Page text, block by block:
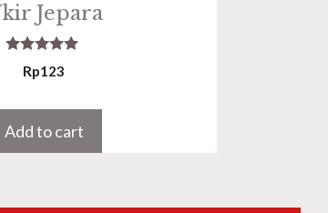
Jepara
5.00
out of 5
Rp123
Add to cart